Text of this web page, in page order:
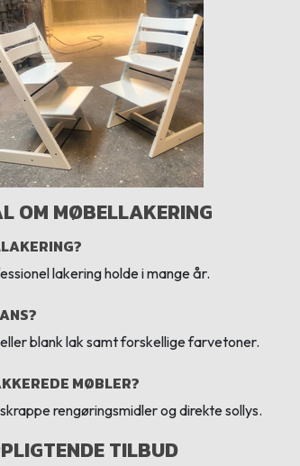
OM MØBELLAKERING
lakering holde i mange år.
blank lak samt forskellige farvetoner.
MØBLER?
rengøringsmidler og direkte sollys.
TILBUD